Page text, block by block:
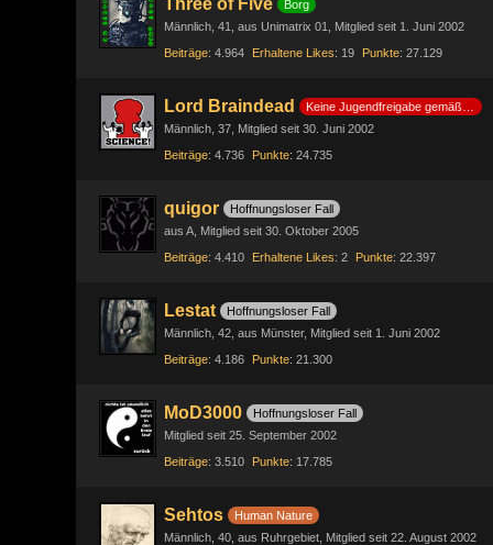
Three of Five
Borg
Männlich 41 aus Unimatrix 01
Mitglied seit 1. Juni 2002
Beiträge 4.964 Erhaltene Likes 19 Punkte 27.129
Lord Braindead
Keine Jugendfreigabe gemäß §14 JuSchG
Männlich 37
Mitglied seit 30. Juni 2002
Beiträge 4.736 Punkte 24.735
quigor
Hoffnungsloser Fall
aus A
Mitglied seit 30. Oktober 2005
Beiträge 4.410 Erhaltene Likes 2 Punkte 22.397
Lestat
Hoffnungsloser Fall
Männlich 42 aus Münster
Mitglied seit 1. Juni 2002
Beiträge 4.186 Punkte 21.300
MoD3000
Hoffnungsloser Fall
Mitglied seit 25. September 2002
Beiträge 3.510 Punkte 17.785
Sehtos
Human Nature
Männlich 40 aus Ruhrgebiet
Mitglied seit 22. August 2002